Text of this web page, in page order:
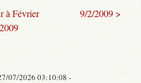
à Février
2009
9/2/2009 >
07/2026 03:10:08 -